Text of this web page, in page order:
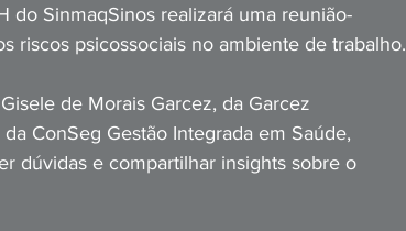
do SinmaqSinos realizará uma reunião-
riscos psicossociais no ambiente de trabalho.
de Morais Garcez, da Garcez
ConSeg Gestão Integrada em Saúde,
dúvidas e compartilhar insights sobre o